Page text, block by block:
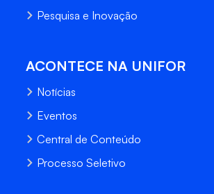
Pesquisa e Inovação
ACONTECE NA UNIFOR
Notícias
Eventos
Central de Conteúdo
Processo Seletivo